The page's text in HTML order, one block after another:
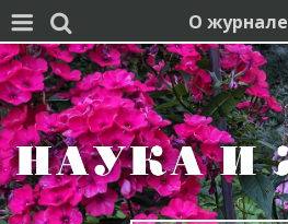
  О журнале